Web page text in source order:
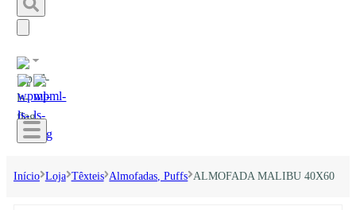
Início Loja Têxteis Almofadas, Puffs ALMOFADA MALIBU 40X60